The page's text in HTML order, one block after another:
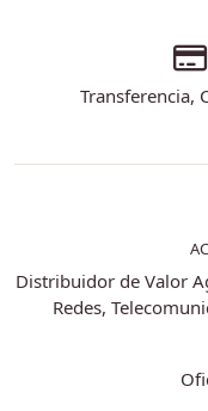
Transferencia,
Distribuidor de Valor
Redes,